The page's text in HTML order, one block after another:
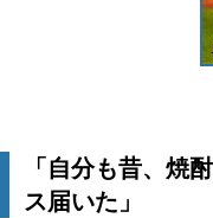
「自分も昔、焼
ス届いた」